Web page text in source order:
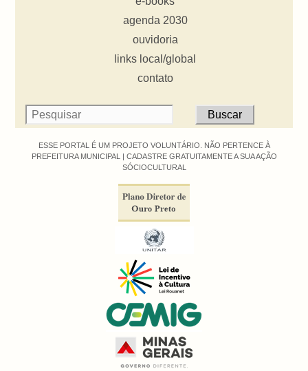
agenda 2030
ouvidoria
links local/global
contato
ESSE PORTAL É UM PROJETO VOLUNTÁRIO. NÃO PERTENCE À
PREFEITURA MUNICIPAL | CADASTRE GRATUITAMENTE A SUA AÇÃO
SÓCIOCULTURAL